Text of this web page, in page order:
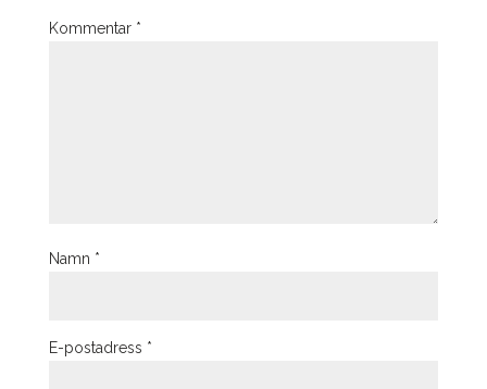
Kommentar *
Namn *
E-postadress *